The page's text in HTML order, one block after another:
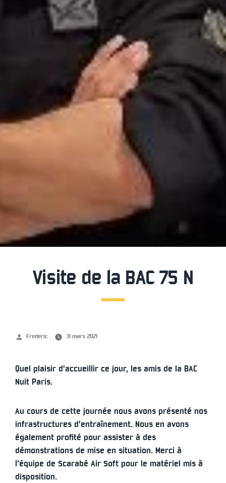
Visite de la BAC 75 N
Publié
Frederic 31 mars 2021
Quel plaisir d’accueillir ce jour, les amis de la BAC
Nuit Paris.
Au cours de cette journée nous avons présenté nos
infrastructures d’entraînement. Nous en avons
également profité pour assister à des
démonstrations de mise en situation. Merci à
l’équipe de Scarabé Air Soft pour le matériel mis à
disposition.